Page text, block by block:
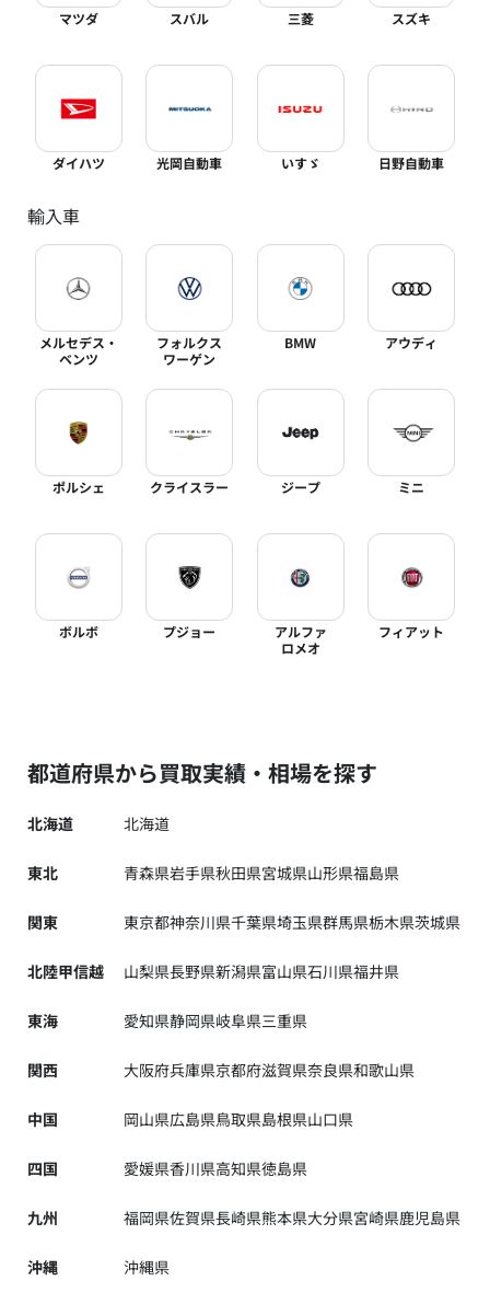
マツダ スバル 三菱 スズキ
ダイハツ 光岡自動車 いすゞ 日野自動車
輸入車
メルセデス・
ベンツ
フォルクス
ワーゲン
BMW アウディ
ポルシェ クライスラー ジープ ミニ
ボルボ プジョー
アルファ
ロメオ
フィアット
都道府県から買取実績・相場を探す
北海道 北海道
東北 青森県岩手県秋田県宮城県山形県福島県
関東 東京都神奈川県千葉県埼玉県群馬県栃木県茨城県
北陸甲信越 山梨県長野県新潟県富山県石川県福井県
東海 愛知県静岡県岐阜県三重県
関西 大阪府兵庫県京都府滋賀県奈良県和歌山県
中国 岡山県広島県鳥取県島根県山口県
四国 愛媛県香川県高知県徳島県
九州 福岡県佐賀県長崎県熊本県大分県宮崎県鹿児島県
沖縄 沖縄県